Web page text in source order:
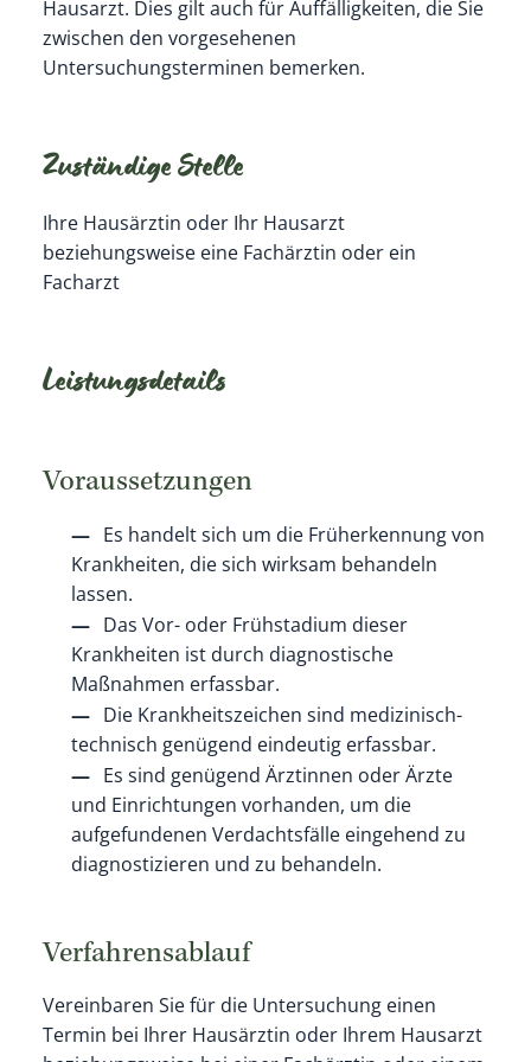
Hausarzt. Dies gilt auch fürAuffälligkeiten, die Sie
zwischen den vorgesehenen
Untersuchungsterminen bemerken.
Zuständige Stelle
Ihre Hausärztin oder Ihr Hausarzt
beziehungsweise eine Fachärztin oder ein
Facharzt
Leistungsdetails
Voraussetzungen
Es handelt sich um die Früherkennung von
Krankheiten, die sich wirksam behandeln
lassen.
Das Vor- oder Frühstadium dieser
Krankheiten ist durch diagnostische
Maßnahmen erfassbar.
Die Krankheitszeichen sind medizinisch-
technisch genügend eindeutig erfassbar.
Es sind genügend Ärztinnen oder Ärzte
und Einrichtungen vorhanden, um die
aufgefundenen Verdachtsfälle eingehend zu
diagnostizieren und zu behandeln.
Verfahrensablauf
Vereinbaren Sie für die Untersuchung einen
Termin bei Ihrer Hausärztin oder Ihrem Hausarzt